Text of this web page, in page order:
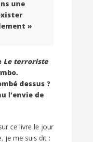
une
»
Le terroriste
dessus ?
l’envie de
ce livre le jour
je me suis dit :